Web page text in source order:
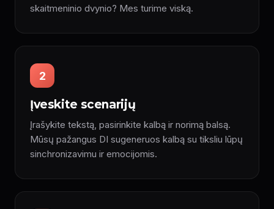
skaitmeninio dvynio? Mes turime viską.
2
Įveskite scenarijų
Įrašykite tekstą, pasirinkite kalbą ir norimą balsą.
Mūsų pažangus DI sugeneruos kalbą su tiksliu lūpų
sinchronizavimu ir emocijomis.